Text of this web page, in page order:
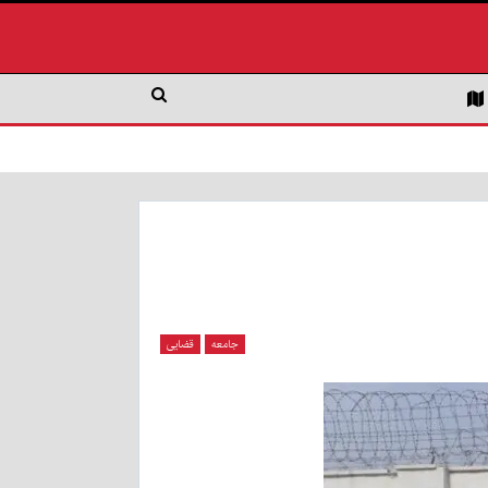
جامعه قضایی